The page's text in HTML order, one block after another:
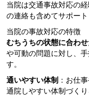
当院は交通事故対応の
の連絡も含めてサポート
当院の事故対応の特徴
むちうちの状態に合わ
や可動の問題に対し、
す。
通いやすい体制 ：お仕
通院しやすい体制づくり